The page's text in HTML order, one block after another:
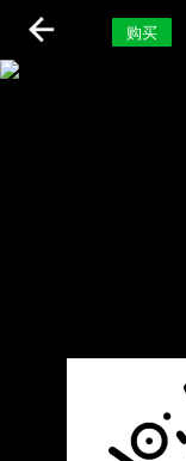
购买